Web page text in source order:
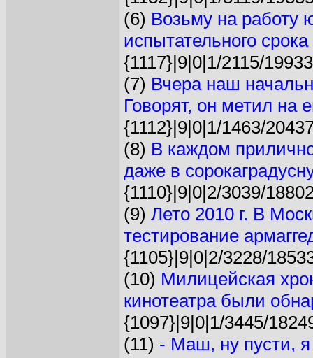
(6) Возьму на работу
испытательного
{1117}|9|0|1/2115/
(7) Вчера наш
Говорят, он метил на
{1112}|9|0|1/1463/
(8) В каждом
даже в
{1110}|9|0|2/3039/
(9) Лето 2010 г. В
тестирование
{1105}|9|0|2/3228/
(10) Милицейская
кинотеатра были
{1097}|9|0|1/3445/
(11) - Маш, ну пусти,